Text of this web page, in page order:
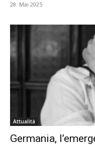
28. Mai 2025
Attualità
Germania,